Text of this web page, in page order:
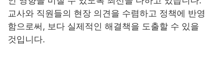
교사와 직원들의 현장 의견을 수렴하고 정책에 반영
함으로써, 보다 실제적인 해결책을 도출할 수 있을
것입니다.